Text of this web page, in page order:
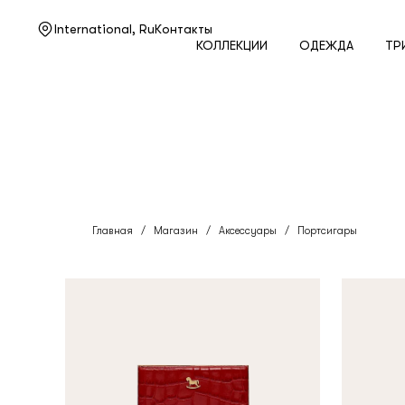
International, RuКонтакты
КОЛЛЕКЦИИ
ОДЕЖДА
Нужна помощь?
Главная / Магазин / Аксессуары / Портсигары